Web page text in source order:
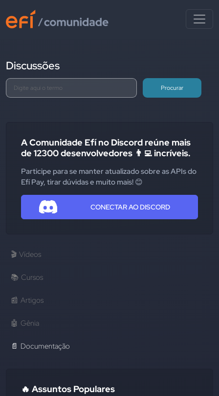
Discussões
Procurar
A Comunidade Efí no Discord reúne mais
de 12300 desenvolvedores 👨‍💻 incríveis.
Participe para se manter atualizado sobre as APIs do
Efí Pay, tirar dúvidas e muito mais! 😊
CONECTAR AO DISCORD
🎬 Vídeos
📚 Cursos
📰 Artigos
🤖 Gênia
📄 Documentação
🔥 Assuntos Populares